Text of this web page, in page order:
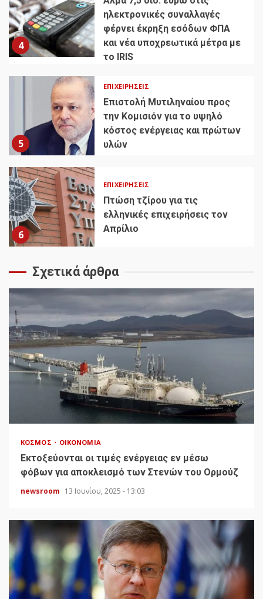
4
ηλεκτρονικές συναλλαγές
φέρνει έκρηξη εσόδων ΦΠΑ
και νέα υποχρεωτικά μέτρα με
το IRIS
5
ΕΠΙΧΕΙΡΉΣΕΙΣ
Επιστολή Μυτιληναίου προς
την Κομισιόν για το υψηλό
κόστος ενέργειας και πρώτων
υλών
6
ΕΠΙΧΕΙΡΉΣΕΙΣ
Πτώση τζίρου για τις
ελληνικές επιχειρήσεις τον
Απρίλιο
Σχετικά άρθρα
ΚΌΣΜΟΣ ΟΙΚΟΝΟΜΊΑ
Εκτοξεύονται οι τιμές ενέργειας εν μέσω
φόβων για αποκλεισμό των Στενών του Ορμούζ
newsroom 13 Ιουνίου, 2025 - 13:03